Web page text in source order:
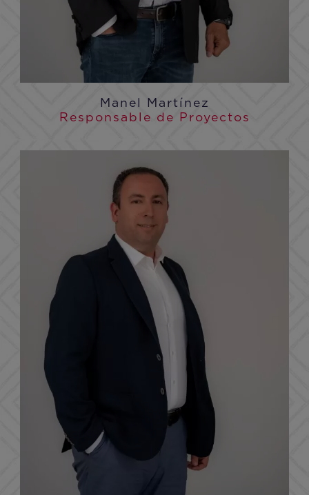
Manel Martínez
Responsable de Proyectos